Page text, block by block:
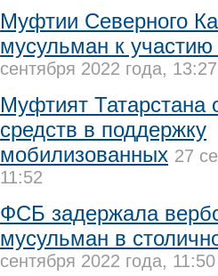
Муфтии Северного
мусульман к
сентября 2022 года, 13:27
Муфтият Татарстана
средств в поддержку
мобилизованных 27
11:52
ФСБ задержала
мусульман в
сентября 2022 года, 11:50